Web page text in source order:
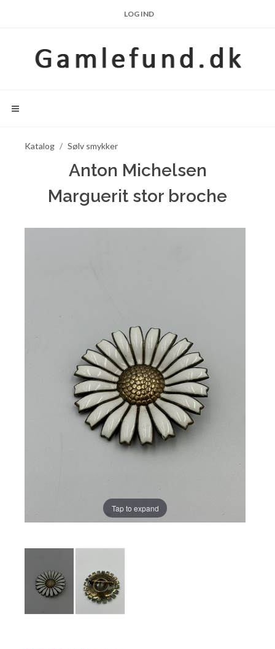
LOG IND
Katalog Sølv smykker
Anton Michelsen
Marguerit stor broche
Tap to expand